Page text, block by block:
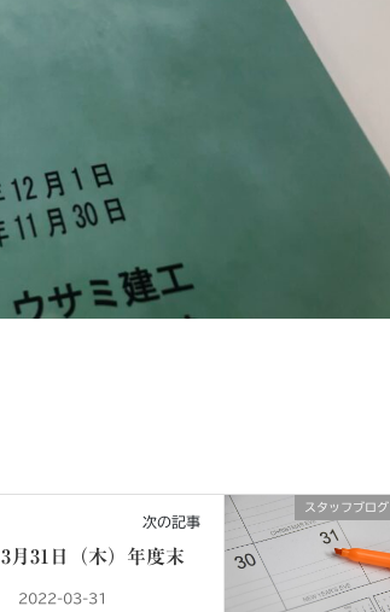
スタッフブログ
次の記事
3月31日（木）年度末
2022-03-31